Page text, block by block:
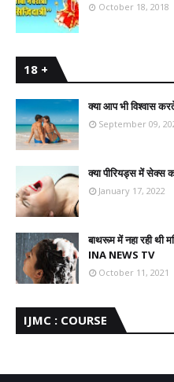
October 18, 2018
18 +
क्या आप भी विश्वास
September 09,
क्या पीरियड्स में सेक्स
January 17, 2022
बाथरूम में नहा रही थी
INA NEWS TV
October 11, 2021
IJMC : COURSE